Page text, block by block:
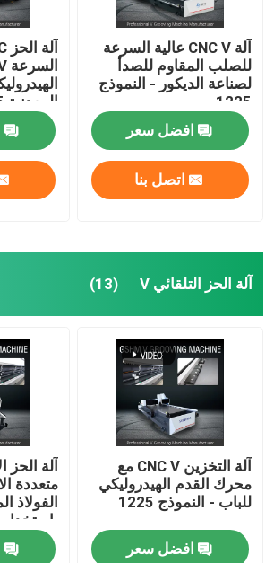
آلة CNC V عالية السرعة
للصلب المقاوم للصدأ
لصناعة الديكور - النموذج
1225
افضل سعر
اتصل بنا
المعدنية 1225
آلة الحز التلقائي V (13)
آلة التخزين CNC V مع
محرك القدم الهيدروليكي
للباب - النموذج 1225
افضل سعر
آلة الحز
متعددة
الفولاذ
1240